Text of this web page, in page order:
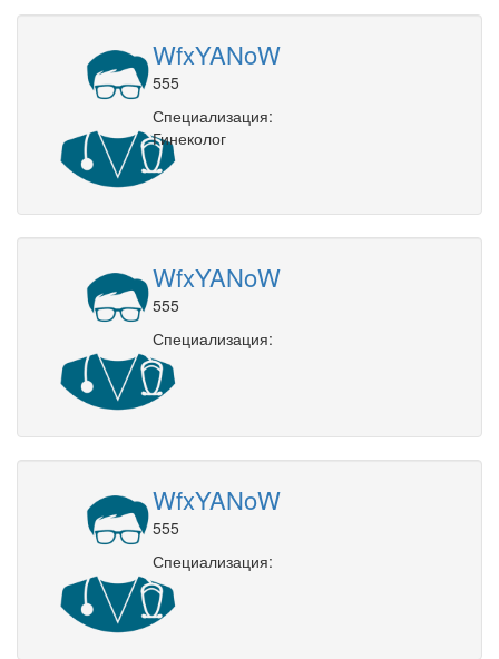
WfxYANoW
555
Специализация:
Гинеколог
WfxYANoW
555
Специализация:
WfxYANoW
555
Специализация: